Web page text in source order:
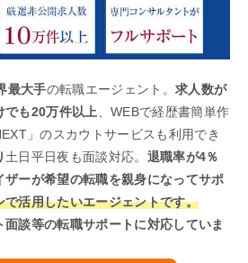
最大手の転職エージェント。求人数が
でも20万件以上
、WEBで経歴書簡単作
」のスカウトサービスも利用でき
土日平日夜も面談対応。 退職率が4％
ザーが希望の転職を親身になってサポ
で活用したいエージェントです。
談等の転職サポートに対応していま